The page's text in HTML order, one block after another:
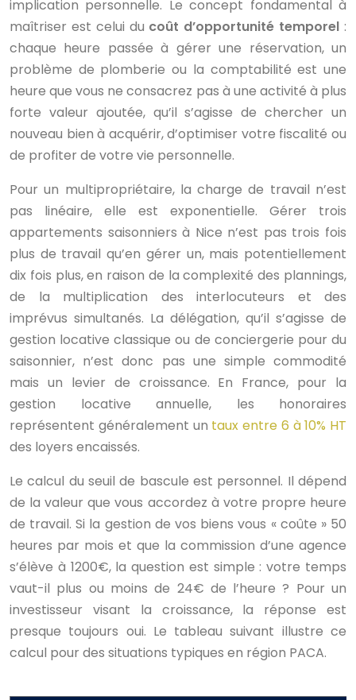
implication personnelle. Le concept fondamental à
maîtriser est celui du coût d’opportunité temporel :
chaque heure passée à gérer une réservation, un
problème de plomberie ou la comptabilité est une
heure que vous ne consacrez pas à une activité à plus
forte valeur ajoutée, qu’il s’agisse de chercher un
nouveau bien à acquérir, d’optimiser votre fiscalité ou
de profiter de votre vie personnelle.
Pour un multipropriétaire, la charge de travail n’est
pas linéaire, elle est exponentielle. Gérer trois
appartements saisonniers à Nice n’est pas trois fois
plus de travail qu’en gérer un, mais potentiellement
dix fois plus, en raison de la complexité des plannings,
de la multiplication des interlocuteurs et des
imprévus simultanés. La délégation, qu’il s’agisse de
gestion locative classique ou de conciergerie pour du
saisonnier, n’est donc pas une simple commodité
mais un levier de croissance. En France, pour la
gestion locative annuelle, les honoraires
représentent généralement un taux entre 6 à 10% HT
des loyers encaissés.
Le calcul du seuil de bascule est personnel. Il dépend
de la valeur que vous accordez à votre propre heure
de travail. Si la gestion de vos biens vous « coûte » 50
heures par mois et que la commission d’une agence
s’élève à 1200€, la question est simple : votre temps
vaut-il plus ou moins de 24€ de l’heure ? Pour un
investisseur visant la croissance, la réponse est
presque toujours oui. Le tableau suivant illustre ce
calcul pour des situations typiques en région PACA.